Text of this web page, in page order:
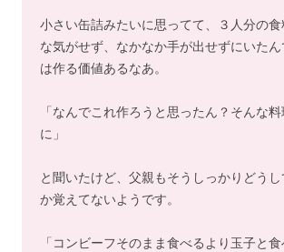
小さい缶詰みたいに思ってて、３人分の食
な気がせず、なかなか手が出せずにいた
は作る価値あるなあ。
「なんでこれ作ろうと思ったん？そんな
に」
と聞いたけど、父親もそうしっかりどう
か覚えてないようです。
「コンビーフそのまま食べるより玉子と